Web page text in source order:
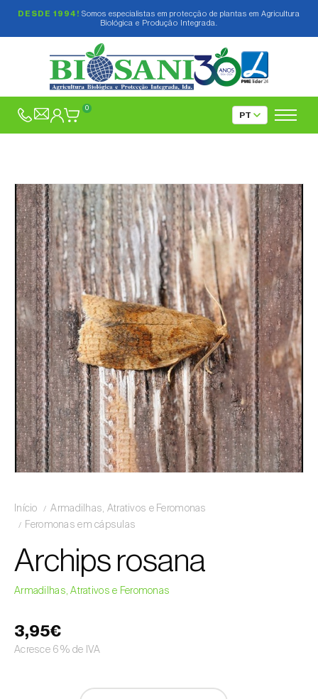
DESDE 1994! Somos especialistas em protecção de plantas em Agricultura
Biológica e Produção Integrada.
0
Início
Armadilhas, Atrativos e Feromonas
Feromonas em cápsulas
Archips rosana
Armadilhas, Atrativos e Feromonas
3,95€
Acresce 6% de IVA